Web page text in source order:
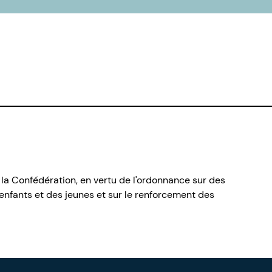
Confédération, en vertu de l'ordonnance sur des
et des jeunes et sur le renforcement des